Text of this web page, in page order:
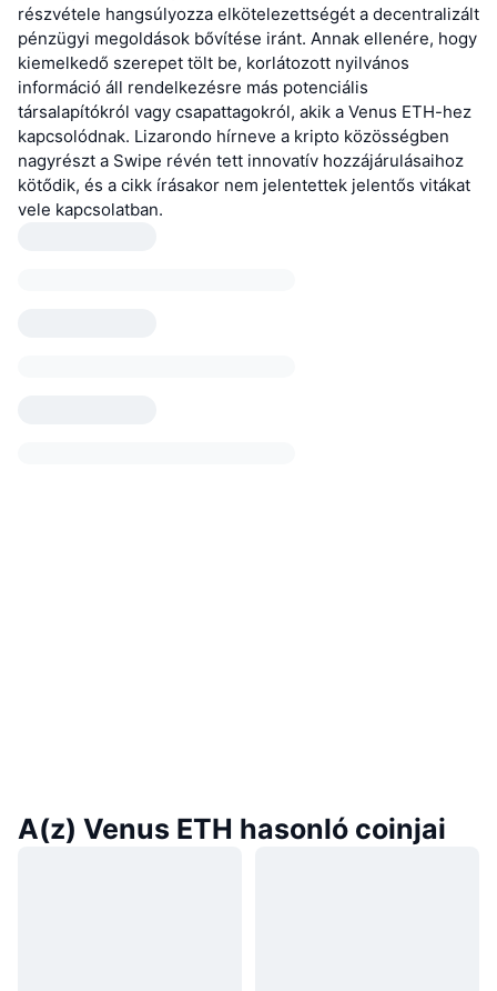
részvétele hangsúlyozza elkötelezettségét a decentralizált
pénzügyi megoldások bővítése iránt. Annak ellenére, hogy
kiemelkedő szerepet tölt be, korlátozott nyilvános
információ áll rendelkezésre más potenciális
társalapítókról vagy csapattagokról, akik a Venus ETH-hez
kapcsolódnak. Lizarondo hírneve a kripto közösségben
nagyrészt a Swipe révén tett innovatív hozzájárulásaihoz
kötődik, és a cikk írásakor nem jelentettek jelentős vitákat
vele kapcsolatban.
A(z) Venus ETH hasonló coinjai